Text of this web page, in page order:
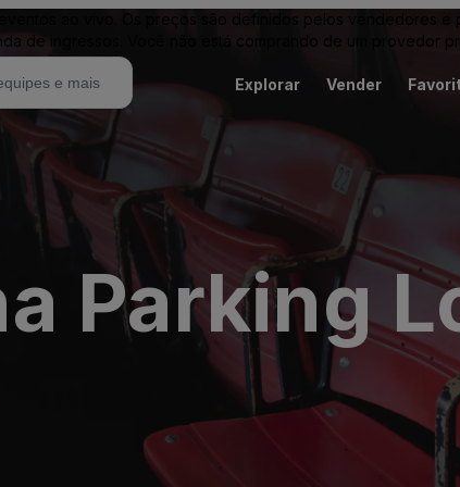
ao vivo. Os preços são definidos pelos vendedores
de ingressos. Você não está comprando de um provedor
Explorar Vender
Parking